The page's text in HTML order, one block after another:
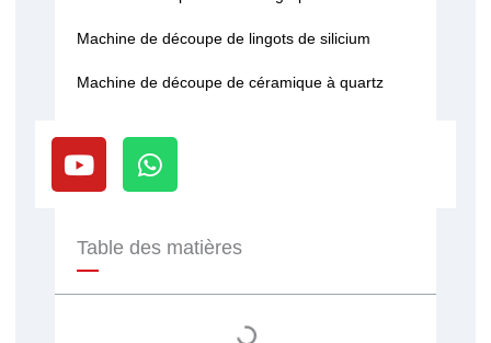
Machine de découpe de lingots de silicium
Machine de découpe de céramique à quartz
Y
o
u
u
b
e
W
h
a
s
p
Table des matières